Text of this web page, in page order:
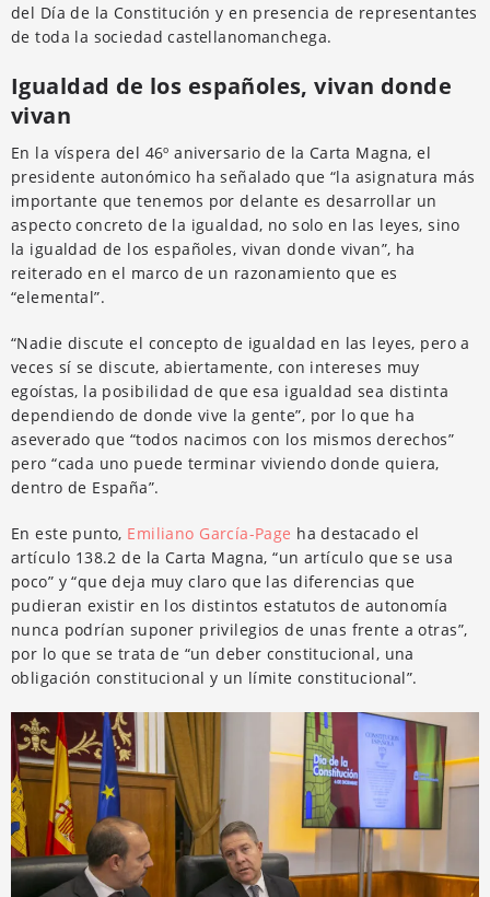
del Día de la Constitución y en presencia de representantes
de toda la sociedad castellanomanchega.
Igualdad de los españoles, vivan donde
vivan
En la víspera del 46º aniversario de la Carta Magna, el
presidente autonómico ha señalado que “la asignatura más
importante que tenemos por delante es desarrollar un
aspecto concreto de la igualdad, no solo en las leyes, sino
la igualdad de los españoles, vivan donde vivan”, ha
reiterado en el marco de un razonamiento que es
“elemental”.
“Nadie discute el concepto de igualdad en las leyes, pero a
veces sí se discute, abiertamente, con intereses muy
egoístas, la posibilidad de que esa igualdad sea distinta
dependiendo de donde vive la gente”, por lo que ha
aseverado que “todos nacimos con los mismos derechos”
pero “cada uno puede terminar viviendo donde quiera,
dentro de España”.
En este punto, Emiliano García-Page ha destacado el
artículo 138.2 de la Carta Magna, “un artículo que se usa
poco” y “que deja muy claro que las diferencias que
pudieran existir en los distintos estatutos de autonomía
nunca podrían suponer privilegios de unas frente a otras”,
por lo que se trata de “un deber constitucional, una
obligación constitucional y un límite constitucional”.